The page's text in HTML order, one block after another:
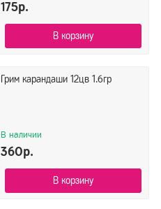
175р.
В корзину
Грим карандаши 12цв 1.6гр
В наличии
360р.
В корзину